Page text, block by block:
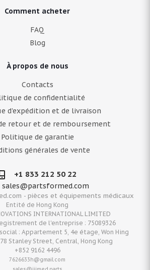
- pièces et équipements médicaux
Entité de Hong Kong
INTERNATIONAL LIMITED
de l'entreprise : 75089326
: Appartement 5, 4e étage, Won Hing
Stanley Street, Central, Hong Kong
+852 9162 4496
7626633h@gmail.com
Comment acheter
FAQ
Blog
À propos de nous
Contacts
de confidentialité
d'expédition et de livraison
retour et de remboursement
Politique de garantie
générales de vente
+1 833 212 50 22
sales@partsformed.com